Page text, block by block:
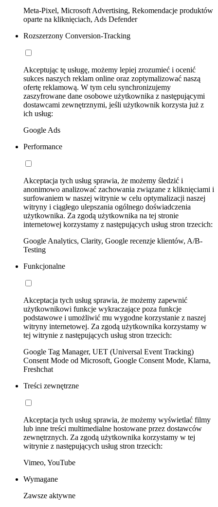
Meta-Pixel, Microsoft Advertising, Rekomendacje produktów
oparte na kliknięciach, Ads Defender
Rozszerzony Conversion-Tracking
Akceptując tę usługę, możemy lepiej zrozumieć i ocenić
sukces naszych reklam online oraz zoptymalizować naszą
ofertę reklamową. W tym celu synchronizujemy
zaszyfrowane dane osobowe użytkownika z następującymi
dostawcami zewnętrznymi, jeśli użytkownik korzysta już z
ich usług:
Google Ads
Performance
Akceptacja tych usług sprawia, że możemy śledzić i
anonimowo analizować zachowania związane z kliknięciami i
surfowaniem w naszej witrynie w celu optymalizacji naszej
witryny i ciągłego ulepszania ogólnego doświadczenia
użytkownika. Za zgodą użytkownika na tej stronie
internetowej korzystamy z następujących usług stron trzecich:
Google Analytics, Clarity, Google recenzje klientów, A/B-
Testing
Funkcjonalne
Akceptacja tych usług sprawia, że możemy zapewnić
użytkownikowi funkcje wykraczające poza funkcje
podstawowe i umożliwić mu wygodne korzystanie z naszej
witryny internetowej. Za zgodą użytkownika korzystamy w
tej witrynie z następujących usług stron trzecich:
Google Tag Manager, UET (Universal Event Tracking)
Consent Mode od Microsoft, Google Consent Mode, Klarna,
Freshchat
Treści zewnętrzne
Akceptacja tych usług sprawia, że możemy wyświetlać filmy
lub inne treści multimedialne hostowane przez dostawców
zewnętrznych. Za zgodą użytkownika korzystamy w tej
witrynie z następujących usług stron trzecich:
Vimeo, YouTube
Wymagane
Zawsze aktywne